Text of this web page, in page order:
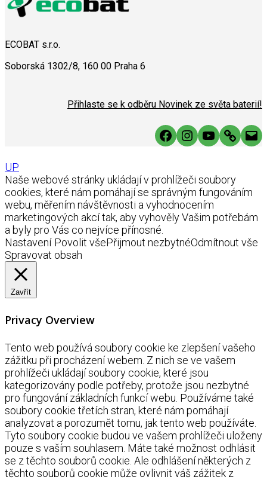
ECOBAT s.r.o.
Soborská 1302/8, 160 00 Praha 6
Přihlaste se k odběru Novinek ze světa baterií!
Facebook
Instagram
YouTube
Link
UP
Naše webové stránky ukládají v prohlížeči soubory
cookies, které nám pomáhají se správným fungováním
webu, měřením návštěvnosti a vyhodnocením
marketingových akcí tak, aby vyhověly Vašim potřebám
a byly pro Vás co nejvíce přínosné.
Nastavení Povolit všePřijmout nezbytnéOdmítnout vše
Spravovat obsah
Zavřít
Privacy Overview
Tento web používá soubory cookie ke zlepšení vašeho
zážitku při procházení webem. Z nich se ve vašem
prohlížeči ukládají soubory cookie, které jsou
kategorizovány podle potřeby, protože jsou nezbytné
pro fungování základních funkcí webu. Používáme také
soubory cookie třetích stran, které nám pomáhají
analyzovat a porozumět tomu, jak tento web používáte.
Tyto soubory cookie budou ve vašem prohlížeči uloženy
pouze s vaším souhlasem. Máte také možnost odhlásit
se z těchto souborů cookie. Ale odhlášení některých z
těchto souborů cookie může ovlivnit váš zážitek z